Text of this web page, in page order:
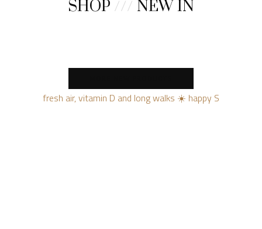
SHOP /// NEW IN
fresh air, vitamin D and long walks ☀️ happy S